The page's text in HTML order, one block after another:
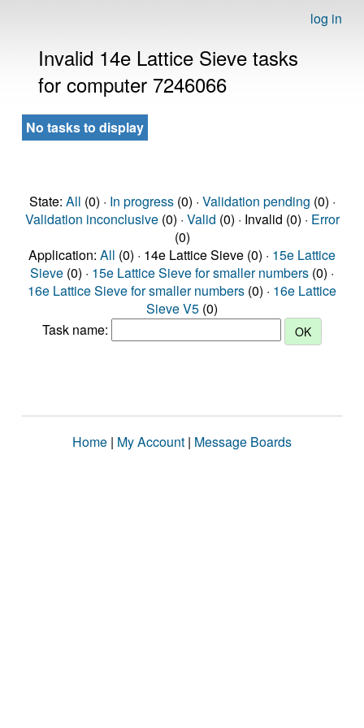
log in
Invalid 14e Lattice Sieve tasks
for computer 7246066
No tasks to display
State: All (0) · In progress(0) · Validation pending (0) ·
Validation inconclusive(0) · Valid (0) · Invalid (0) · Error
(0)
Application: All (0) · 14e Lattice Sieve (0) · 15e Lattice
Sieve (0) · 15e Lattice Sieve for smaller numbers (0) ·
16e Lattice Sieve for smaller numbers (0) · 16e Lattice
Sieve V5 (0)
Task name:
Home | My Account | Message Boards